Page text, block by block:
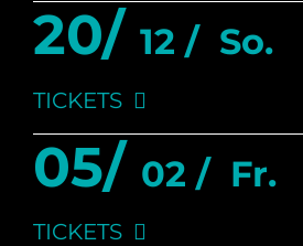
20/ 12 / So.
TICKETS
05/ 02 / Fr.
TICKETS